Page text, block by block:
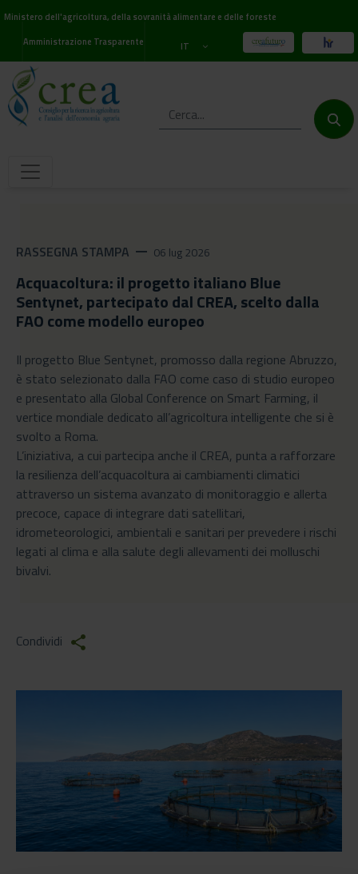
Ministero dell'agricoltura, della sovranità alimentare e delle foreste
Amministrazione Trasparente
IT
RASSEGNA STAMPA remove 06 lug 2026
Acquacoltura: il progetto italiano Blue
Sentynet, partecipato dal CREA, scelto dalla
FAO come modello europeo
Il progetto Blue Sentynet, promosso dalla regione Abruzzo,
è stato selezionato dalla FAO come caso di studio europeo
e presentato alla Global Conference on Smart Farming, il
vertice mondiale dedicato all’agricoltura intelligente che si è
svolto a Roma.
L’iniziativa, a cui partecipa anche il CREA, punta a rafforzare
la resilienza dell’acquacoltura ai cambiamenti climatici
attraverso un sistema avanzato di monitoraggio e allerta
precoce, capace di integrare dati satellitari,
idrometeorologici, ambientali e sanitari per prevedere i rischi
legati al clima e alla salute degli allevamenti dei molluschi
bivalvi.
Condividi share